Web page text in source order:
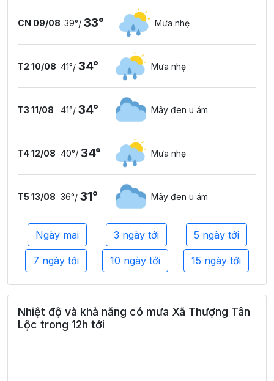
CN 09/08 39°/ 33° Mưa nhẹ
T2 10/08 41°/ 34° Mưa nhẹ
T3 11/08 41°/ 34° Mây đen u ám
T4 12/08 40°/ 34° Mưa nhẹ
T5 13/08 36°/ 31° Mây đen u ám
Ngày mai 3 ngày tới 5 ngày tới
7 ngày tới 10 ngày tới 15 ngày tới
Nhiệt độ và khả năng có mưa Xã Thượng Tân
Lộc trong 12h tới